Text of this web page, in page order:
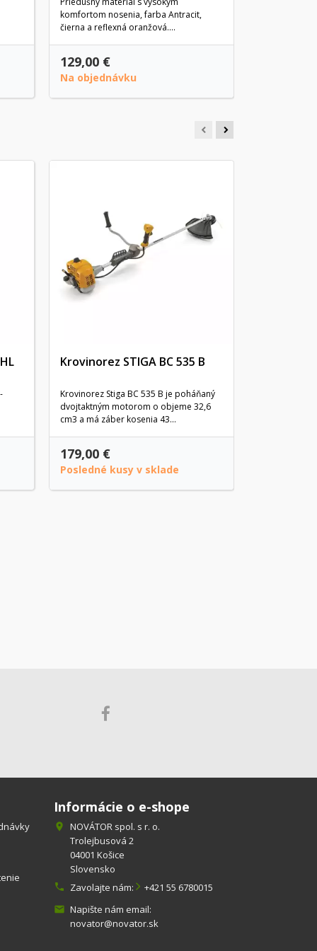
komfortom nosenia, farba Antracit,
čierna a reflexná oranžová....
129,00 €
Na objednávku
Krovinorez STIGA BC 535 B
Krovinorez Stiga BC 535 B je poháňaný
dvojtaktným motorom o objeme 32,6
cm3 a má záber kosenia 43...
179,00 €
Posledné kusy v sklade
Informácie o e-shope

NOVÁTOR spol. s r. o.
Trolejbusová 2
04001 Košice
Slovensko
 Zavolajte nám: +421 55 6780015
 Napište nám email:
novator@novator.sk